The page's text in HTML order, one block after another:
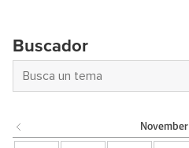
Buscador
November